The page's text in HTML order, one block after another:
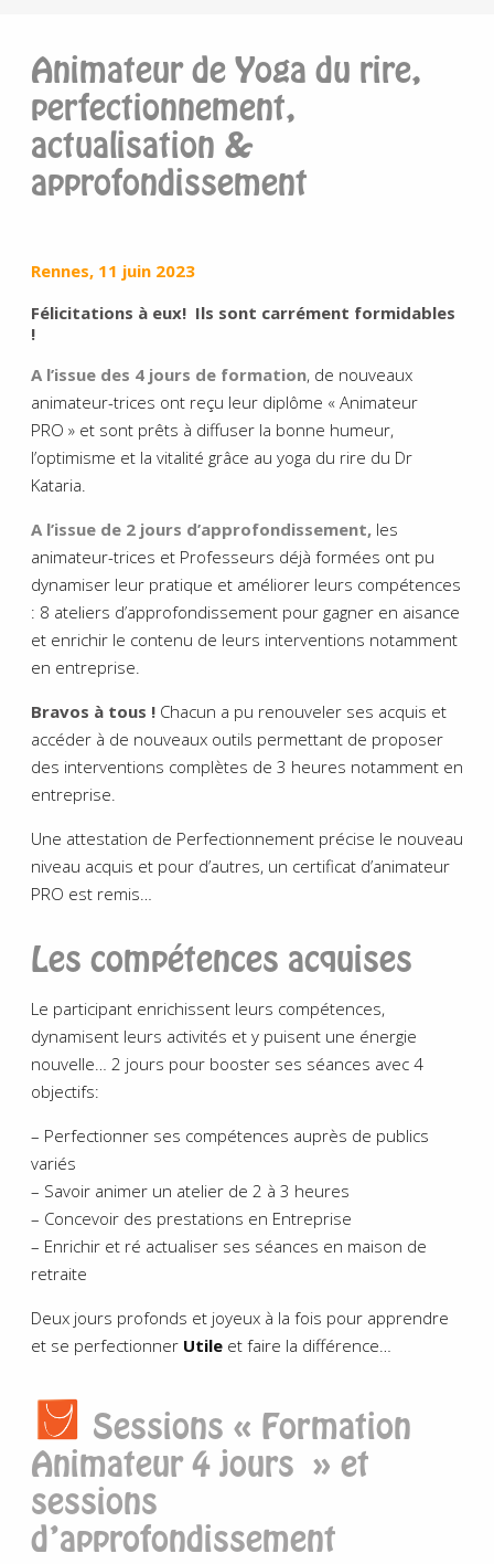
Animateur de Yoga du rire,
perfectionnement,
actualisation &
approfondissement
Rennes, 11 juin 2023
Félicitations à eux! Ils sont carrément formidables
!
A l’issue des 4 jours de formation, de nouveaux
animateur-trices ont reçu leur diplôme « Animateur
PRO » et sont prêts à diffuser la bonne humeur,
l’optimisme et la vitalité grâce au yoga du rire du Dr
Kataria.
A l’issue de 2 jours d’approfondissement, les
animateur-trices et Professeurs déjà formées ont pu
dynamiser leur pratique et améliorer leurs compétences
: 8 ateliers d’approfondissement pour gagner en aisance
et enrichir le contenu de leurs interventions notamment
en entreprise.
Bravos à tous !Chacun a pu renouveler ses acquis et
accéder à de nouveaux outils permettant de proposer
des interventions complètes de 3 heures notamment en
entreprise.
Une attestation de Perfectionnement précise le nouveau
niveau acquis et pour d’autres, un certificat d’animateur
PRO est remis…
Les compétences acquises
Le participant enrichissent leurs compétences,
dynamisent leurs activités et y puisent une énergie
nouvelle… 2 jours pour booster ses séances avec 4
objectifs:
– Perfectionner ses compétences auprès de publics
variés
– Savoir animer un atelier de 2 à 3 heures
– Concevoir des prestations en Entreprise
– Enrichir et ré actualiser ses séances en maison de
retraite
Deux jours profonds et joyeux à la fois pour apprendre
et se perfectionner Utileet faire la différence…
Sessions « Formation
Animateur 4 jours » et
sessions
d’approfondissement